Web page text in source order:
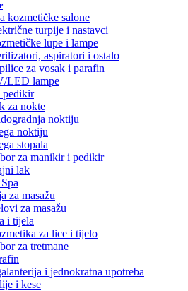
kozmetičke salone
turpije i nastavci
lupe i lampe
aspiratori i ostalo
za vosak i parafin
LED lampe
za nokte
noktiju
noktiju
stopala
za manikir i pedikir
lak
za masažu
za masažu
i tijela
za lice i tijelo
za tretmane
i jednokratna upotreba
i kese